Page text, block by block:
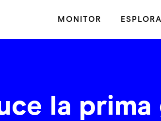
MONITOR ESPLORA
la